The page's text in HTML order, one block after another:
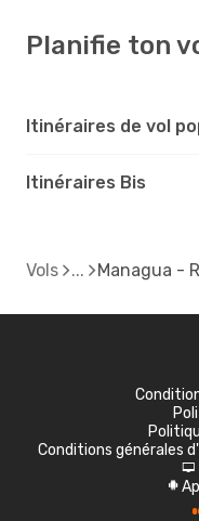
Planifie ton
Itinéraires de vol
Itinéraires Bis
Vols Managua -
Conditions générales
d
A